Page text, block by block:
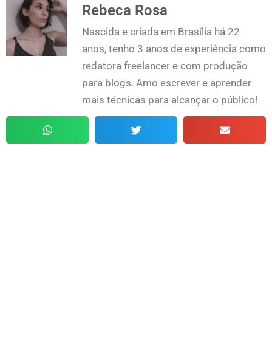
Rebeca Rosa
Nascida e criada em Brasília há 22
anos, tenho 3 anos de experiência como
redatora freelancer e com produção
para blogs. Amo escrever e aprender
mais técnicas para alcançar o público!